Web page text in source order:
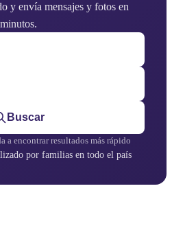
y envía mensajes y fotos en
minutos.
Buscar
a encontrar resultados más rápido
por familias en todo el país